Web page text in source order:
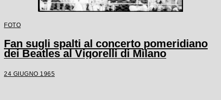
FOTO
Fan sugli spalti al concerto pomeridiano
dei Beatles al Vigorelli di Milano
24 GIUGNO 1965